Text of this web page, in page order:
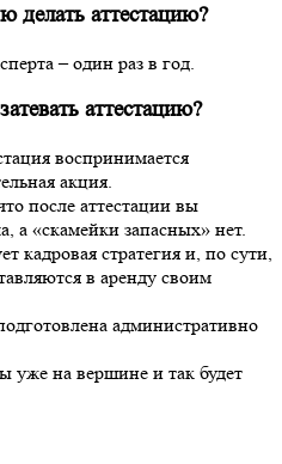
делать аттестацию?
– один раз в год.
аттестацию?
воспринимается
акция.
после аттестации вы
а «скамейки запасных» нет.
кадровая стратегия и, по сути,
в аренду своим
административно
уже на вершине и так будет